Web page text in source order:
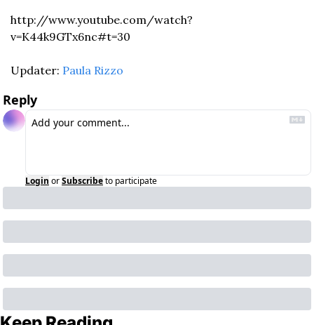
http://www.youtube.com/watch?
v=K44k9GTx6nc#t=30
Updater: Paula Rizzo
Reply
Login orSubscribeto participate